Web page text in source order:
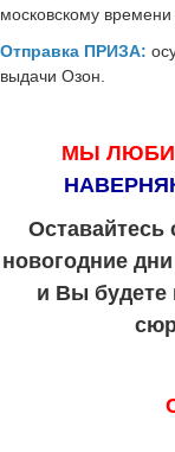
московскому
Отправка ПРИЗА:
выдачи Озон.
МЫ
Оставайтесь
новогодние
и Вы будете